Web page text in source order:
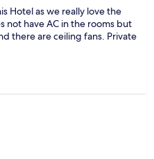
Hotel as we really love the
not have AC in the rooms but
there are ceiling fans. Private